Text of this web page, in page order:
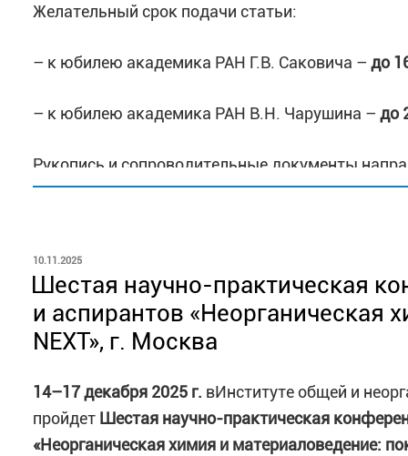
Номер планируется к публикации в первой
Правила подачи материалов и их формат
Желательный срок подачи статьи:
– к юбилею академика РАН Г.В. Саковича – до
– к юбилею академика РАН В.Н. Чарушина – до
Рукопись и сопроводительные документы
(https://journals.rcsi.science/2686-9535#)
Доклады АН. Химия, науки о материалах
тел. 8-977-466-86-98
ОПУБЛИКОВАНО
10.11.2025
Шестая научно-практическая
и аспирантов «Неорганическая
NEXT», г. Москва
14–17 декабря 2025 г. вИнституте общей и
пройдет Шестая научно-практическая
«Неорганическая химия и материаловедение: